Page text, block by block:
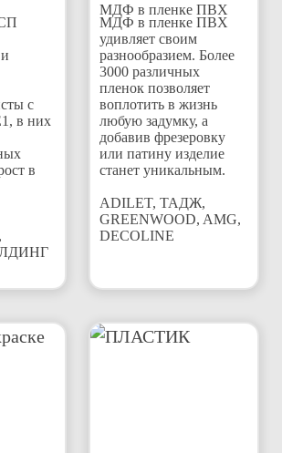
с
в них
в
МДФ в пленке ПВХ
МДФ в пленке ПВХ
удивляет своим
разнообразием. Более
3000 различных
пленок позволяет
воплотить в жизнь
любую задумку, а
добавив фрезеровку
или патину изделие
станет уникальным.
ADILET, ТАДЖ,
GREENWOOD, AMG,
DECOLINE